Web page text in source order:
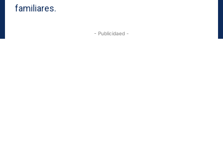
familiares.
- Publicidaed -